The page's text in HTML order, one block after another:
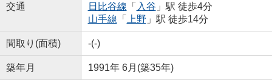
交通
日比谷線 「 入谷 」駅 徒歩4分
山手線 「 上野 」駅 徒歩14分
間取り(面積) -(-)
築年月 1991年 6月(築35年)